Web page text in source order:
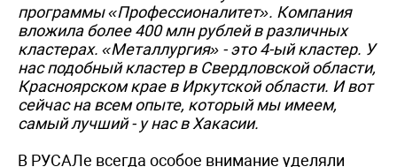
программы «Профессионалитет». Компания
вложила более 400 млн рублей в различных
кластерах. «Металлургия» - это 4-ый кластер. У
нас подобный кластер в Свердловской области,
Красноярском крае в Иркутской области. И вот
сейчас на всем опыте, который мы имеем,
самый лучший - у нас в Хакасии.
В РУСАЛе всегда особое внимание уделяли